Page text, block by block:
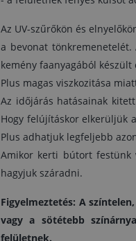
Az UV-szűrőkön és
a bevonat
kemény faanyagából
Plus magas viszkozitása
Az időjárás hatásainak
Hogy felújításkor elkerüljük
Plus adhatjuk legfeljebb
Amikor kerti bútort festünk
hagyjuk száradni.
Figyelmeztetés: A
vagy a sötétebb
felületnek.